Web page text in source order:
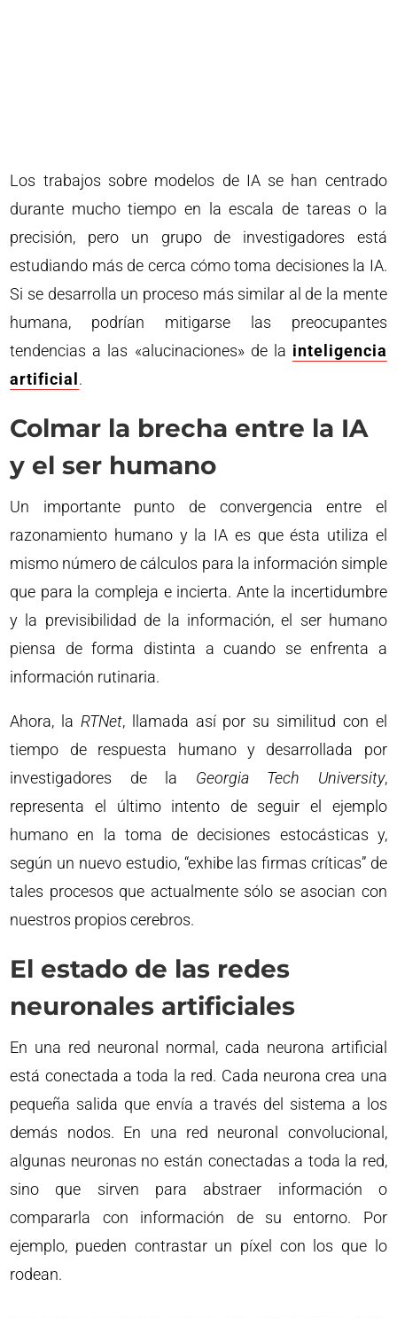
Los trabajos sobre modelos de IA se han centrado
durante mucho tiempo en la escala de tareas o la
precisión, pero un grupo de investigadores está
estudiando más de cerca cómo toma decisiones la IA.
Si se desarrolla un proceso más similar al de la mente
humana, podrían mitigarse las preocupantes
tendencias a las «alucinaciones» de la inteligencia
artificial .
Colmar la brecha entre la IA
y el ser humano
Un importante punto de convergencia entre el
razonamiento humano y la IA es que ésta utiliza el
mismo número de cálculos para la información simple
que para la compleja e incierta. Ante la incertidumbre
y la previsibilidad de la información, el ser humano
piensa de forma distinta a cuando se enfrenta a
información rutinaria.
Ahora, la RTNet, llamada así por su similitud con el
tiempo de respuesta humano y desarrollada por
investigadores de la Georgia Tech University,
representa el último intento de seguir el ejemplo
humano en la toma de decisiones estocásticas y,
según un nuevo estudio, “exhibe las firmas críticas” de
tales procesos que actualmente sólo se asocian con
nuestros propios cerebros.
El estado de las redes
neuronales artificiales
En una red neuronal normal, cada neurona artificial
está conectada a toda la red. Cada neurona crea una
pequeña salida que envía a través del sistema a los
demás nodos. En una red neuronal convolucional,
algunas neuronas no están conectadas a toda la red,
sino que sirven para abstraer información o
compararla con información de su entorno. Por
ejemplo, pueden contrastar un píxel con los que lo
rodean.